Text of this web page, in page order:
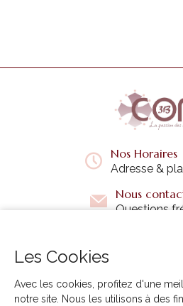
Nos Horaires
Adresse &
Nous
Questions
Les Cookies
Avec les cookies, profitez d'une
notre site. Nous les utilisons à des